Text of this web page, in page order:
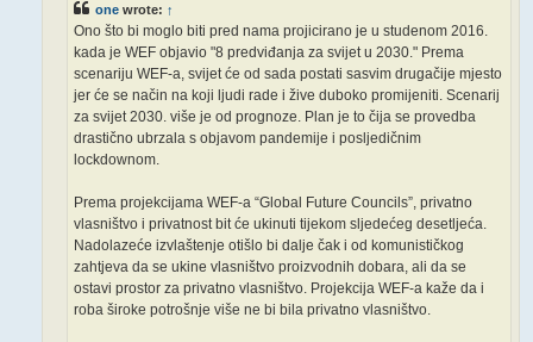
one wrote: ↑
Ono što bi moglo biti pred nama projicirano je u studenom 2016.
kada je WEF objavio "8 predviđanja za svijet u 2030." Prema
scenariju WEF-a, svijet će od sada postati sasvim drugačije mjesto
jer će se način na koji ljudi rade i žive duboko promijeniti. Scenarij
za svijet 2030. više je od prognoze. Plan je to čija se provedba
drastično ubrzala s objavom pandemije i posljedičnim
lockdownom.
Prema projekcijama WEF-a “Global Future Councils”, privatno
vlasništvo i privatnost bit će ukinuti tijekom sljedećeg desetljeća.
Nadolazeće izvlaštenje otišlo bi dalje čak i od komunističkog
zahtjeva da se ukine vlasništvo proizvodnih dobara, ali da se
ostavi prostor za privatno vlasništvo. Projekcija WEF-a kaže da i
roba široke potrošnje više ne bi bila privatno vlasništvo.